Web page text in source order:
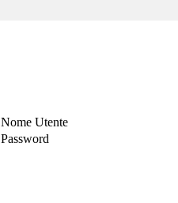
Nome Utente
Password